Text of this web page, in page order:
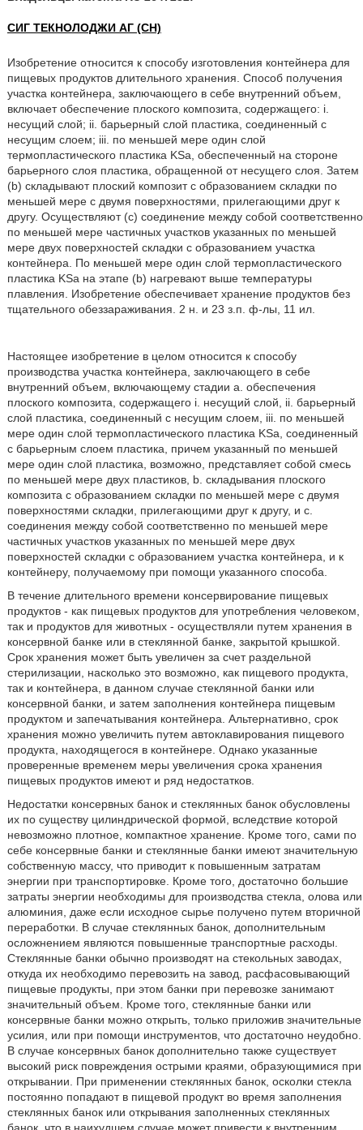
СИГ ТЕКНОЛОДЖИ АГ (CH)
Изобретение относится к способу изготовления контейнера для
пищевых продуктов длительного хранения. Способ получения
участка контейнера, заключающего в себе внутренний объем,
включает обеспечение плоского композита, содержащего: i.
несущий слой; ii. барьерный слой пластика, соединенный с
несущим слоем; iii. по меньшей мере один слой
термопластического пластика KSa, обеспеченный на стороне
барьерного слоя пластика, обращенной от несущего слоя. Затем
(b) складывают плоский композит с образованием складки по
меньшей мере с двумя поверхностями, прилегающими друг к
другу. Осуществляют (с) соединение между собой соответственно
по меньшей мере частичных участков указанных по меньшей
мере двух поверхностей складки с образованием участка
контейнера. По меньшей мере один слой термопластического
пластика KSa на этапе (b) нагревают выше температуры
плавления. Изобретение обеспечивает хранение продуктов без
тщательного обеззараживания. 2 н. и 23 з.п. ф-лы, 11 ил.
Настоящее изобретение в целом относится к способу
производства участка контейнера, заключающего в себе
внутренний объем, включающему стадии а. обеспечения
плоского композита, содержащего i. несущий слой, ii. барьерный
слой пластика, соединенный с несущим слоем, iii. по меньшей
мере один слой термопластического пластика KSa, соединенный
с барьерным слоем пластика, причем указанный по меньшей
мере один слой пластика, возможно, представляет собой смесь
по меньшей мере двух пластиков, b. складывания плоского
композита с образованием складки по меньшей мере с двумя
поверхностями складки, прилегающими друг к другу, и с.
соединения между собой соответственно по меньшей мере
частичных участков указанных по меньшей мере двух
поверхностей складки с образованием участка контейнера, и к
контейнеру, получаемому при помощи указанного способа.
В течение длительного времени консервирование пищевых
продуктов - как пищевых продуктов для употребления человеком,
так и продуктов для животных - осуществляли путем хранения в
консервной банке или в стеклянной банке, закрытой крышкой.
Срок хранения может быть увеличен за счет раздельной
стерилизации, насколько это возможно, как пищевого продукта,
так и контейнера, в данном случае стеклянной банки или
консервной банки, и затем заполнения контейнера пищевым
продуктом и запечатывания контейнера. Альтернативно, срок
хранения можно увеличить путем автоклавирования пищевого
продукта, находящегося в контейнере. Однако указанные
проверенные временем меры увеличения срока хранения
пищевых продуктов имеют и ряд недостатков.
Недостатки консервных банок и стеклянных банок обусловлены
их по существу цилиндрической формой, вследствие которой
невозможно плотное, компактное хранение. Кроме того, сами по
себе консервные банки и стеклянные банки имеют значительную
собственную массу, что приводит к повышенным затратам
энергии при транспортировке. Кроме того, достаточно большие
затраты энергии необходимы для производства стекла, олова или
алюминия, даже если исходное сырье получено путем вторичной
переработки. В случае стеклянных банок, дополнительным
осложнением являются повышенные транспортные расходы.
Стеклянные банки обычно производят на стекольных заводах,
откуда их необходимо перевозить на завод, расфасовывающий
пищевые продукты, при этом банки при перевозке занимают
значительный объем. Кроме того, стеклянные банки или
консервные банки можно открыть, только приложив значительные
усилия, или при помощи инструментов, что достаточно неудобно.
В случае консервных банок дополнительно также существует
высокий риск повреждения острыми краями, образующимися при
открывании. При применении стеклянных банок, осколки стекла
постоянно попадают в пищевой продукт во время заполнения
стеклянных банок или открывания заполненных стеклянных